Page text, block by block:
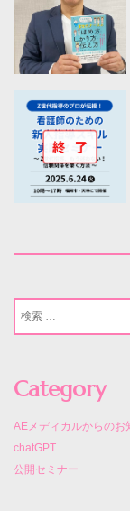
Category
AEメディカルからのお
chatGPT
公開セミナー